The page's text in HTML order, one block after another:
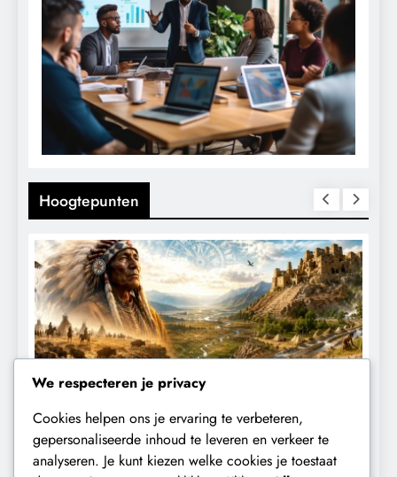
Hoogtepunten
KLIMAATBEDROG MACHT
De ecologische indiaan: De mythe die
We respecteren je privacy
Cookies helpen ons je ervaring te verbeteren,
gepersonaliseerde inhoud te leveren en verkeer te
analyseren. Je kunt kiezen welke cookies je toestaat